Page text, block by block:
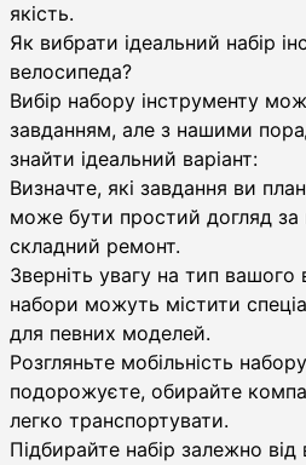
якість.
Як вибрати ідеальний набір
велосипеда?
Вибір набору інструменту
завданням, але з нашими
знайти ідеальний варіант:
Визначте, які завдання ви
може бути простий догляд
складний ремонт.
Зверніть увагу на тип вашого
набори можуть містити
для певних моделей.
Розгляньте мобільність
подорожуєте, обирайте
легко транспортувати.
Підбирайте набір залежно від